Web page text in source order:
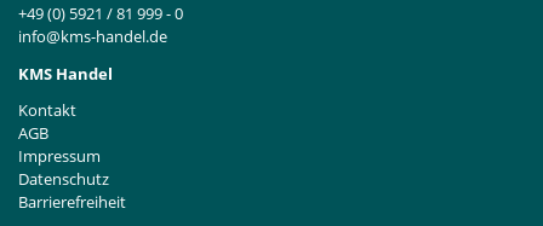
+49 (0) 5921 / 81 999 - 0
info@kms-handel.de
KMS Handel
Kontakt
AGB
Impressum
Datenschutz
Barrierefreiheit